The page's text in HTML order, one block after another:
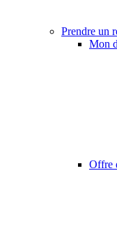
Prendre un
Mon
Offre